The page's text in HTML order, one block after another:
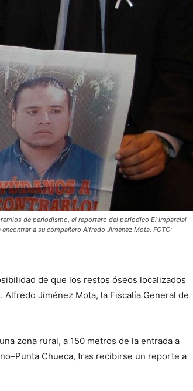
de periodismo, el reportero del periodico El Imparcial
a su compañero Alfredo Jimènez Mota. FOTO:
de que los restos óseos localizados
Jiménez Mota, la Fiscalía General de
zona rural, a 150 metros de la entrada a
Chueca, tras recibirse un reporte a